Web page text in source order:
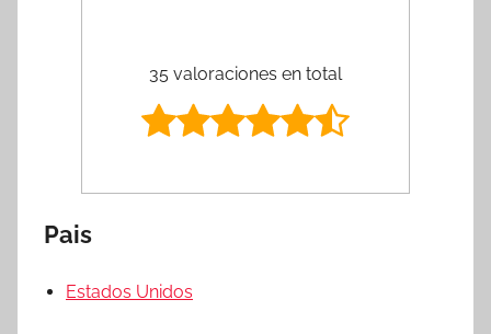
35 valoraciones en total
Pais
Estados Unidos